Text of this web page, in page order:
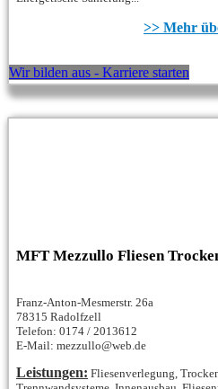
>> Mehr
Wir bilden aus - Karriere starten
MFT Mezzullo Fliesen
Franz-Anton-Mesmerstr. 26a
78315 Radolfzell
Telefon: 0174 / 2013612
E-Mail: mezzullo@web.de
Leistungen: Fliesenverlegung,